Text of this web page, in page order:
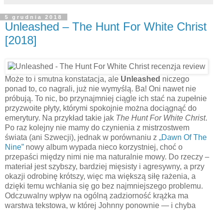
5 grudnia 2018
Unleashed – The Hunt For White Christ
[2018]
Może to i smutna konstatacja, ale Unleashed niczego
ponad to, co nagrali, już nie wymyślą. Ba! Oni nawet nie
próbują. To nic, bo przynajmniej ciągle ich stać na zupełnie
przyzwoite płyty, którymi spokojnie można dociągnąć do
emerytury. Na przykład takie jak The Hunt For White Christ.
Po raz kolejny nie mamy do czynienia z mistrzostwem
świata (ani Szwecji), jednak w porównaniu z „Dawn Of The
Nine” nowy album wypada nieco korzystniej, choć o
przepaści między nimi nie ma naturalnie mowy. Do rzeczy –
materiał jest szybszy, bardziej mięsisty i agresywny, a przy
okazji odrobinę krótszy, więc ma większą siłę rażenia, a
dzięki temu wchłania się go bez najmniejszego problemu.
Odczuwalny wpływ na ogólną zadziorność krążka ma
warstwa tekstowa, w której Johnny ponownie — i chyba